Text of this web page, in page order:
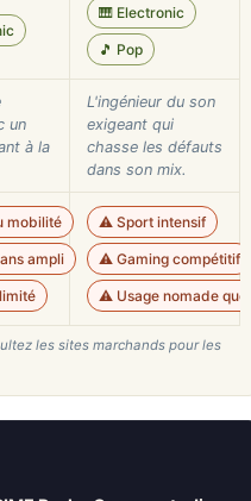
🎹 Electronic
🎵 Pop
un
à la
L'ingénieur du son
exigeant qui
chasse les défauts
dans son mix.
mobilité
ampli
⚠️ Sport intensif
⚠️ Gaming compétitif
⚠️ Usage nomade
les sites marchands pour les